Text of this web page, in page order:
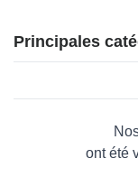
FC Moto
G-FORCE
WegoBoard
Principales
Maison & Jardin
Boissonsont été